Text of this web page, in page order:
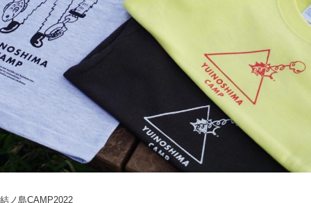
結ノ島CAMP2022